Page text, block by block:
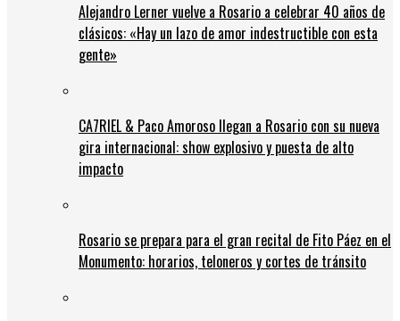
Alejandro Lerner vuelve a Rosario a celebrar 40 años de
clásicos: «Hay un lazo de amor indestructible con esta
gente»
CA7RIEL & Paco Amoroso llegan a Rosario con su nueva
gira internacional: show explosivo y puesta de alto
impacto
Rosario se prepara para el gran recital de Fito Páez en el
Monumento: horarios, teloneros y cortes de tránsito